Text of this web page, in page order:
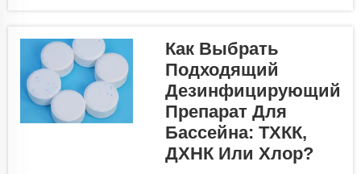
чистоты и
здоровья
воды в
бассейне.
Баланс pH
является
одним из
Как Выбрать
Подходящий
Дезинфицирующий
Препарат Для
Бассейна: ТХКК,
ДХНК Или Хлор?